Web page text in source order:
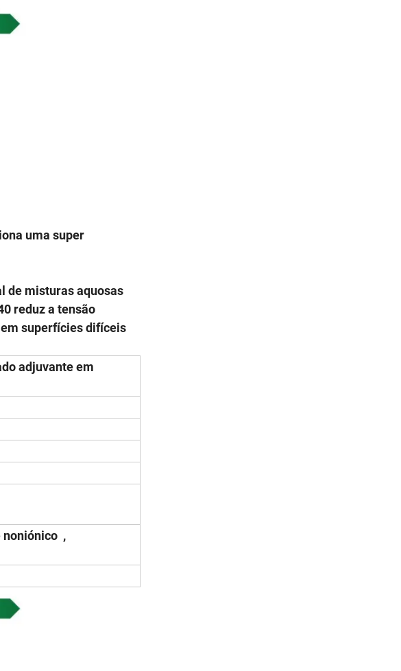
uma super
de misturas aquosas
reduz a tensão
superfícies difíceis
adjuvante em
noniónico ,